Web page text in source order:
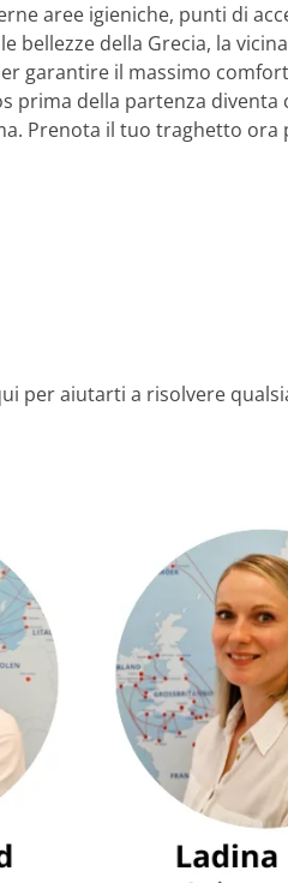
aree igieniche, punti di
bellezze della Grecia, la
garantire il massimo
prima della partenza diventa
Prenota il tuo traghetto ora
per aiutarti a risolvere